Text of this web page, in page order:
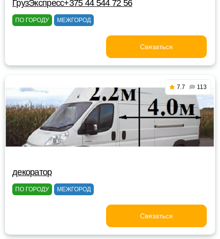
ГрузЭкспресс+375 44 544 72 56
ПО ГОРОДУ МЕЖГОРОД
Связаться
7.7 113
декоратор
ПО ГОРОДУ МЕЖГОРОД
Связаться